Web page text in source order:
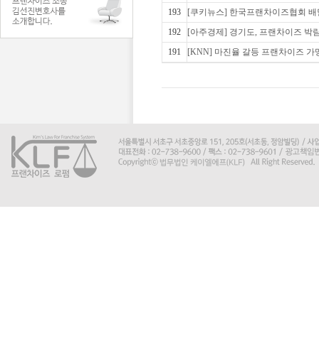
193
[쿠키뉴스] 한국프랜차이즈협회
192
[아주경제] 경기도, 프랜차이즈 박
191
[KNN] 마진율 갈등 프랜차이즈 가